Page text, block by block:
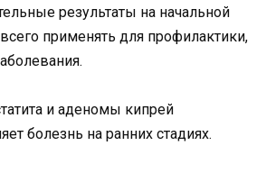
результаты на начальной
применять для профилактики,
и аденомы кипрей
болезнь на ранних стадиях.